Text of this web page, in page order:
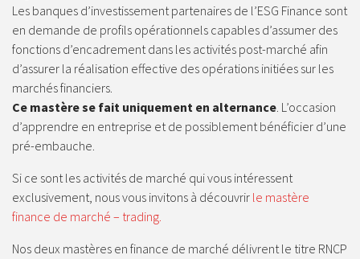
Les banques d’investissement partenaires de l’ESG Finance sont
en demande de profils opérationnels capables d’assumer des
fonctions d’encadrement dans les activités post-marché afin
d’assurer la réalisation effective des opérations initiées sur les
marchés financiers.
Ce mastère se fait uniquement en alternance. L’occasion
d’apprendre en entreprise et de possiblement bénéficier d’une
pré-embauche.
Si ce sont les activités de marché qui vous intéressent
exclusivement, nous vous invitons à découvrir le mastère
finance de marché – trading.
Nos deux mastères en finance de marché délivrent le titre RNCP